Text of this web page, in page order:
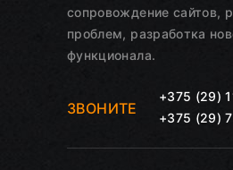
сопровождение сайтов,
проблем, разработка
функционала.
ЗВОНИТЕ
+375 (29)
+375 (29)